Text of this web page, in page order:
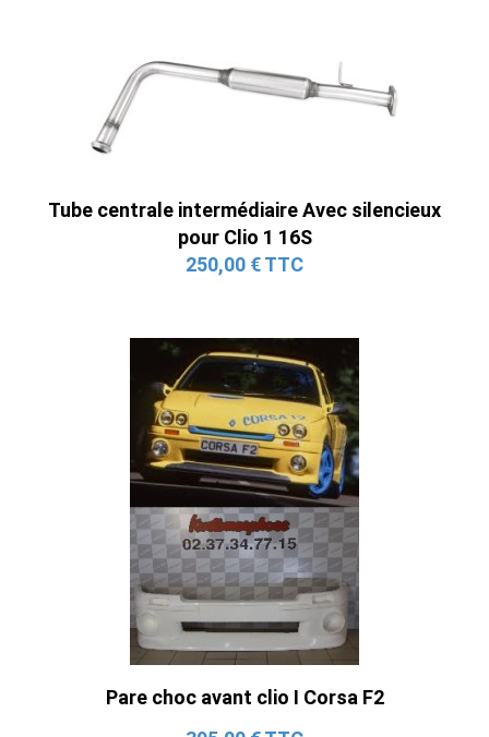
Tube centrale intermédiaire Avec silencieux
pour Clio 1 16S
250,00 € TTC
Pare choc avant clio I Corsa F2